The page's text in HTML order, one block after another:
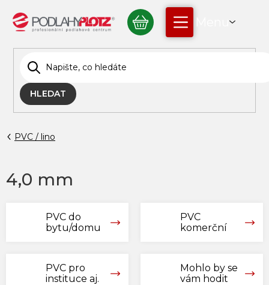
obsah
HLEDAT
NÁKUPNÍ
KOŠÍK
PVC / lino
4,0 mm
PVC do
bytu/domu
PVC
komerční
PVC pro
instituce aj.
Mohlo by se
vám hodit